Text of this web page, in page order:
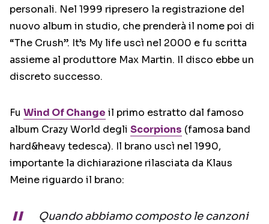
personali. Nel 1999 ripresero la registrazione del
nuovo album in studio, che prenderà il nome poi di
“The Crush”. It’s My life uscì nel 2000 e fu scritta
assieme al produttore Max Martin. Il disco ebbe un
discreto successo.
Fu Wind Of Change il primo estratto dal famoso
album Crazy World degli Scorpions (famosa band
hard&heavy tedesca). Il brano uscì nel 1990,
importante la dichiarazione rilasciata da Klaus
Meine riguardo il brano:
Quando abbiamo composto le canzoni